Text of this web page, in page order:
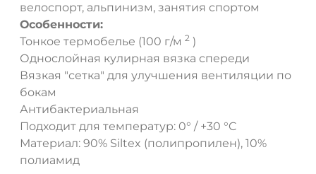
велоспорт, альпинизм, занятия спортом
Особенности:
Тонкое термобелье (100 г/м 2 )
Однослойная кулирная вязка спереди
Вязкая "сетка" для улучшения вентиляции по
бокам
Антибактериальная
Подходит для температур: 0° / +30 °C
Материал: 90% Siltex (полипропилен), 10%
полиамид